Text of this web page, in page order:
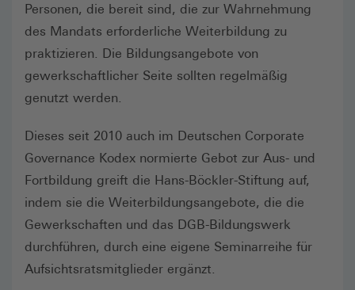
Personen, die bereit sind, die zur Wahrnehmung
des Mandats erforderliche Weiterbildung zu
praktizieren. Die Bildungsangebote von
gewerkschaftlicher Seite sollten regelmäßig
genutzt werden.
Dieses seit 2010 auch im Deutschen Corporate
Governance Kodex normierte Gebot zur Aus- und
Fortbildung greift die Hans-Böckler-Stiftung auf,
indem sie die Weiterbildungsangebote, die die
Gewerkschaften und das DGB-Bildungswerk
durchführen, durch eine eigene Seminarreihe für
Aufsichtsratsmitglieder ergänzt.